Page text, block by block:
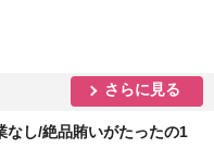
さらに見る
し/絶品賄いがたったの1